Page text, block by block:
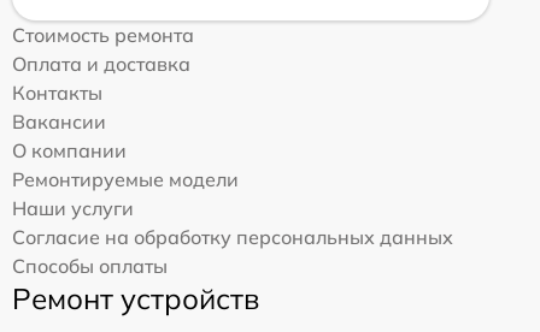
Стоимость ремонта
Оплата и доставка
Контакты
Вакансии
О компании
Ремонтируемые модели
Наши услуги
Согласие на обработку персональных данных
Способы оплаты
Ремонт устройств